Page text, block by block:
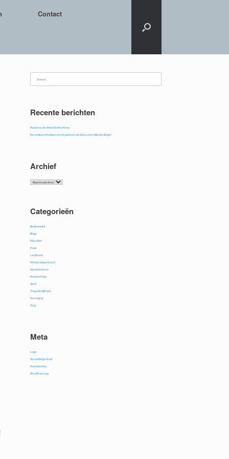
Contact
Zoeken
Recente berichten
Raad van de straat, Eveline Kroes
Een antwoord hebben en erin geloven zijn twee verschillende dingen
Archief
Categorieën
Biodiversiteit
Blogs
Education
Hope
Landbouw
Niet gecategoriseerd
Nieuwsbrieven
Persberichten
Sport
Toegankelijkheid
Vereniging
Zorg
Meta
Login
Vermeldingen feed
Reacties feed
WordPress.org